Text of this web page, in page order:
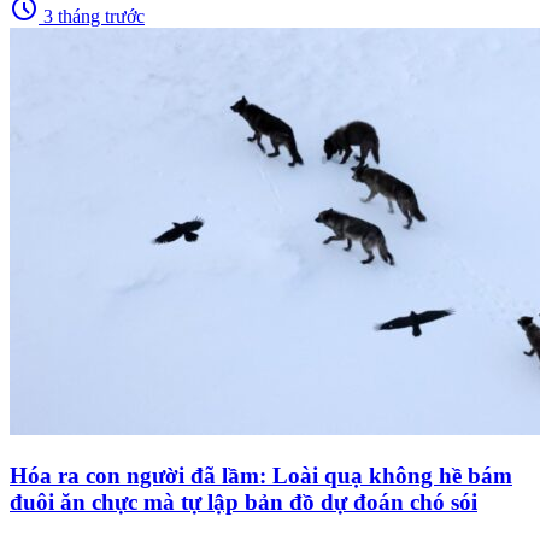
schedule 3 tháng trước
Hóa ra con người đã lầm: Loài quạ không hề bám
đuôi ăn chực mà tự lập bản đồ dự đoán chó sói